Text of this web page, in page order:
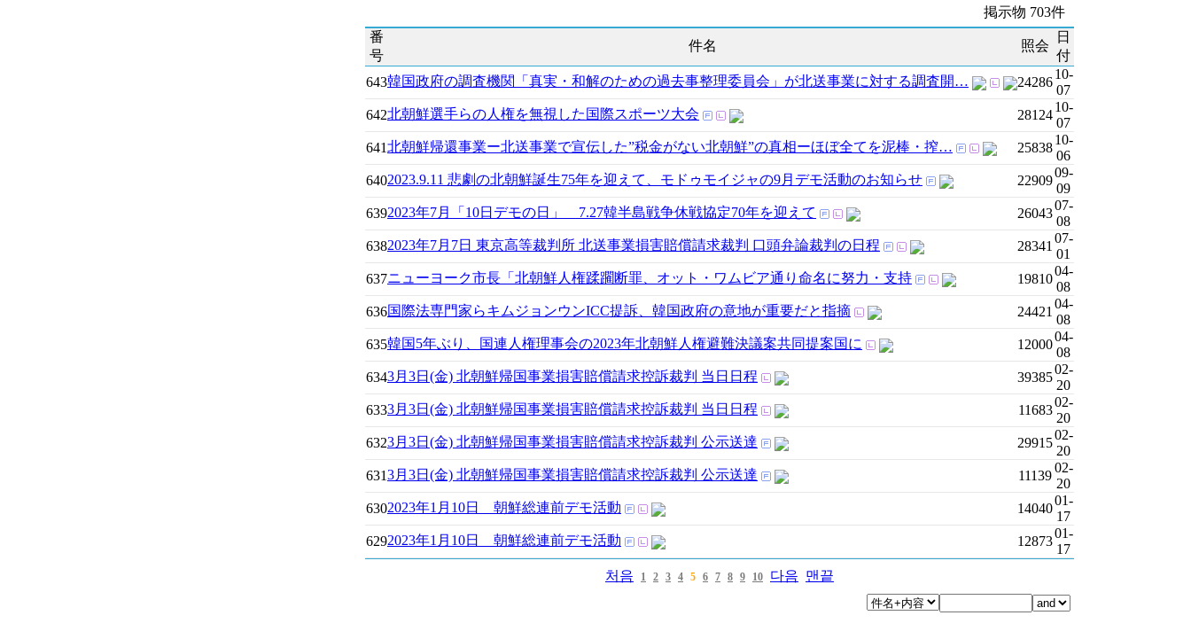
掲示物 703件
番
号
件名 照会
日
付
643韓国政府の調査機関「真実・和解のための過去事整理委員会」が北送事業に対する調査開… 24286
10-
07
642北朝鮮選手らの人権を無視した国際スポーツ大会 28124
10-
07
641北朝鮮帰還事業ー北送事業で宣伝した”税金がない北朝鮮”の真相ーほぼ全てを泥棒・搾… 25838
10-
06
6402023.9.11 悲劇の北朝鮮誕生75年を迎えて、モドゥモイジャの9月デモ活動のお知らせ 22909
09-
09
6392023年7月「10日デモの日」 7.27韓半島戦争休戦協定70年を迎えて 26043
07-
08
6382023年7月7日 東京高等裁判所 北送事業損害賠償請求裁判 口頭弁論裁判の日程 28341
07-
01
637ニューヨーク市長「北朝鮮人権蹂躙断罪、オット・ワムビア通り命名に努力・支持 19810
04-
08
636国際法専門家らキムジョンウンICC提訴、韓国政府の意地が重要だと指摘 24421
04-
08
635韓国5年ぶり、国連人権理事会の2023年北朝鮮人権避難決議案共同提案国に 12000
04-
08
6343月3日(金) 北朝鮮帰国事業損害賠償請求控訴裁判 当日日程 39385
02-
20
6333月3日(金) 北朝鮮帰国事業損害賠償請求控訴裁判 当日日程 11683
02-
20
6323月3日(金) 北朝鮮帰国事業損害賠償請求控訴裁判 公示送達 29915
02-
20
6313月3日(金) 北朝鮮帰国事業損害賠償請求控訴裁判 公示送達 11139
02-
20
6302023年1月10日 朝鮮総連前デモ活動 14040
01-
17
6292023年1月10日 朝鮮総連前デモ活動 12873
01-
17
처음
1 2 3 4 5 6 7 8 9 10 다음 맨끝